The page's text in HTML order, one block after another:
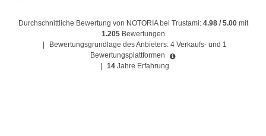
Durchschnittliche Bewertung von NOTORIA bei Trustami: 4.98 / 5.00mit
1.205 Bewertungen
Bewertungsgrundlage des Anbieters: 4 Verkaufs- und 1
Bewertungsplattformen
14 Jahre Erfahrung